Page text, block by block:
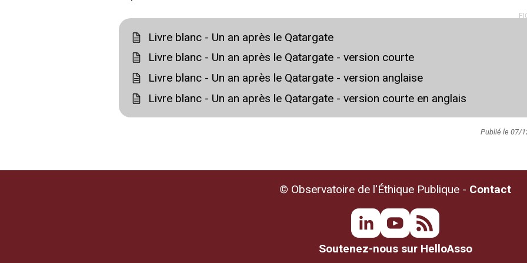
Livre blanc - Un an après le Qatargate
Livre blanc - Un an après le Qatargate - version courte
Livre blanc - Un an après le Qatargate - version anglaise
Livre blanc - Un an après le Qatargate - version courte en anglais
Publié le 07/
© Observatoire de l'Éthique Publique - Contact
Soutenez-nous sur HelloAsso